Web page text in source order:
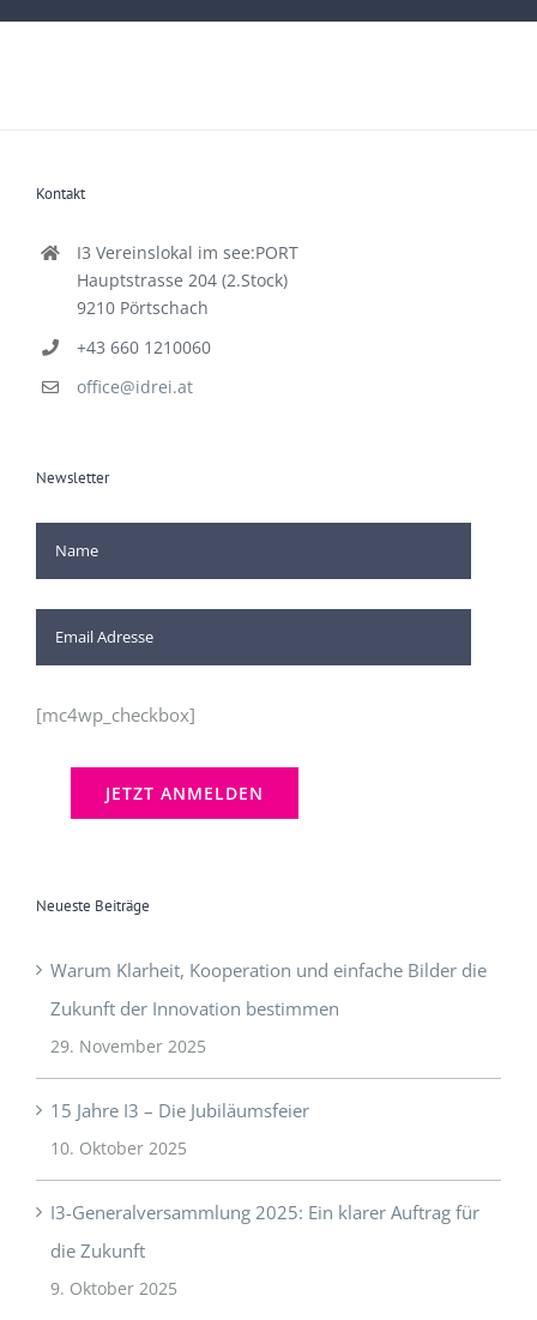
Kontakt
I3 Vereinslokal im see:PORT
Hauptstrasse 204 (2.Stock)
9210 Pörtschach
+43 660 1210060
office@idrei.at
Newsletter
[mc4wp_checkbox]
Neueste Beiträge
Warum Klarheit, Kooperation und einfache Bilder die
Zukunft der Innovation bestimmen
29. November 2025
15 Jahre I3 – Die Jubiläumsfeier
10. Oktober 2025
I3-Generalversammlung 2025: Ein klarer Auftrag für
die Zukunft
9. Oktober 2025